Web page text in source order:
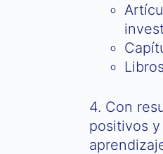
4. Con
positivos